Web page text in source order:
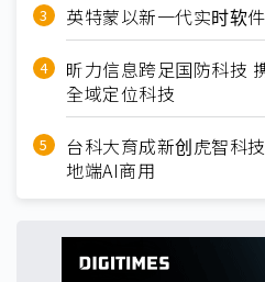
英特蒙以新一代实时软
昕力信息跨足国防科技
全域定位科技
台科大育成新创虎智科
地端AI商用